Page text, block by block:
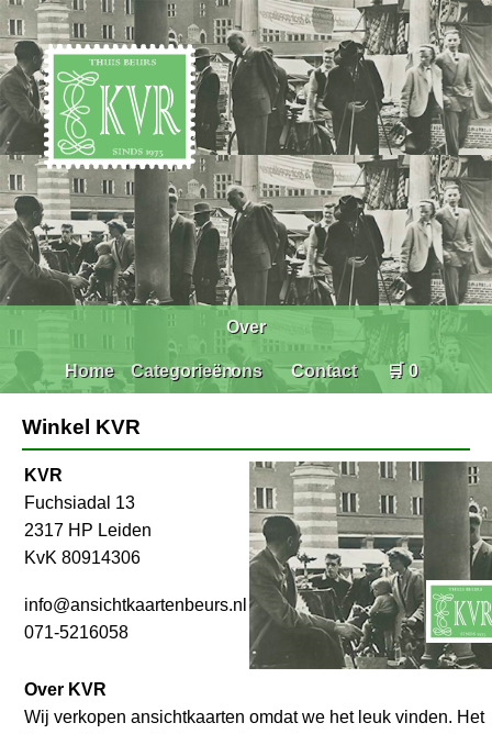
Home Categorieën
Over
ons Contact 🛒 0
Winkel KVR
KVR
Fuchsiadal 13
2317 HP Leiden
KvK 80914306
info@ansichtkaartenbeurs.nl
071-5216058
Over KVR
Wij verkopen ansichtkaarten omdat we het leuk vinden. Het